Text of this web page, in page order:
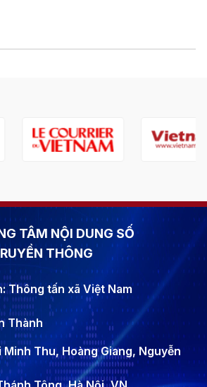
TÂM NỘI DUNG SỐ
THÔNG
Thông tấn xã Việt Nam
Thành
Minh Thu, Hoàng Giang, Nguyễn